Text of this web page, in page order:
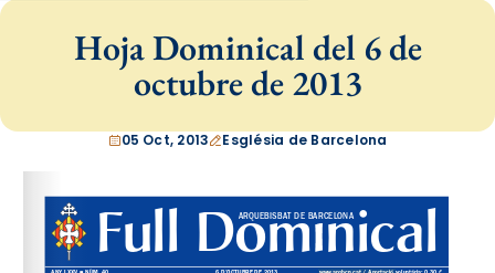
Hoja Dominical del 6 de
octubre de 2013
05 Oct, 2013 Església de Barcelona